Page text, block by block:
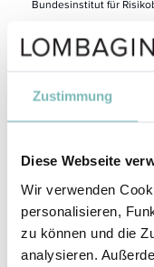
Zustimmung
Diese Webseite
Wir verwenden
personalisieren,
zu können und die
analysieren.
Bundesinstitut für
Ergebnis kam:
Gesundheitliche
Gebrauch von
nach gegenwärtigem
jedoch grundsätzlich
verschiedenen
Produkte für den
aluminiumhaltigen
Aluminium ist aber